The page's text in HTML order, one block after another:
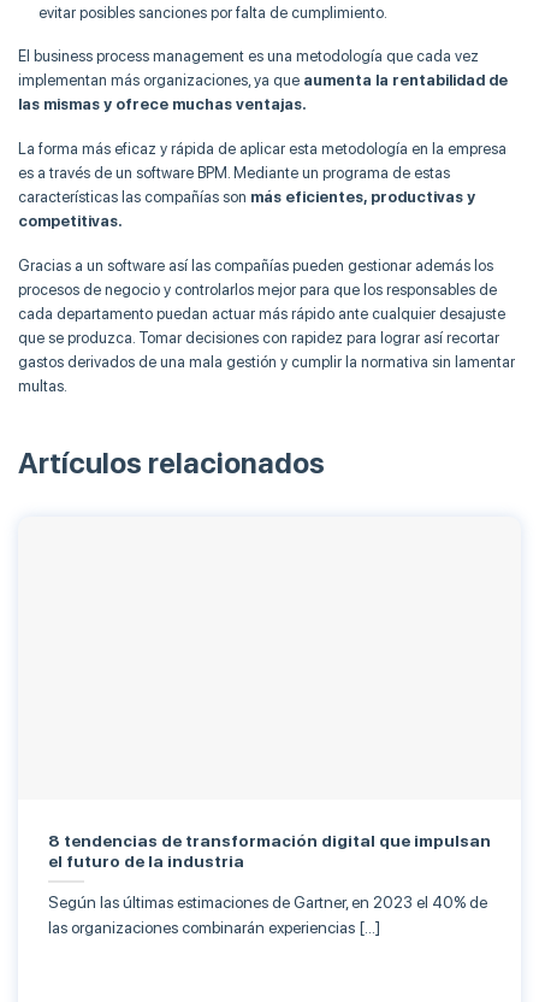
evitar posibles sanciones por falta de cumplimiento.
El business process management es una metodología que cada vez
implementan más organizaciones, ya que aumenta la rentabilidad de
las mismas y ofrece muchas ventajas.
La forma más eficaz y rápida de aplicar esta metodología en la empresa
es a través de un software BPM. Mediante un programa de estas
características las compañías son más eficientes, productivas y
competitivas.
Gracias a un software así las compañías pueden gestionar además los
procesos de negocio y controlarlos mejor para que los responsables de
cada departamento puedan actuar más rápido ante cualquier desajuste
que se produzca. Tomar decisiones con rapidez para lograr así recortar
gastos derivados de una mala gestión y cumplir la normativa sin lamentar
multas.
Artículos relacionados
8 tendencias de transformación digital que impulsan
el futuro de la industria
Según las últimas estimaciones de Gartner, en 2023 el 40% de
las organizaciones combinarán experiencias […]